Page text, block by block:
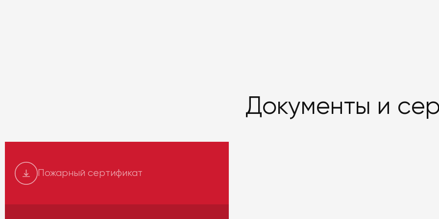
Документы и
Пожарный сертификат